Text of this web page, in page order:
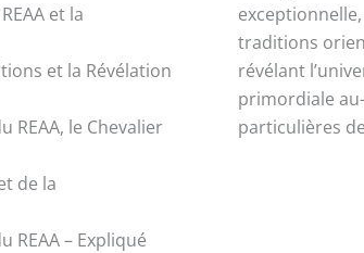
et la
et la Révélation
REAA, le Chevalier
de la
REAA – Expliqué
traditions
révélant
primordiale
particulières